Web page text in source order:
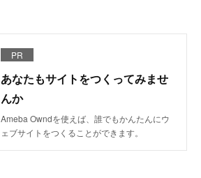
PR
あなたもサイトをつくってみませ
んか
Ameba Owndを使えば、誰でもかんたんにウ
ェブサイトをつくることができます。